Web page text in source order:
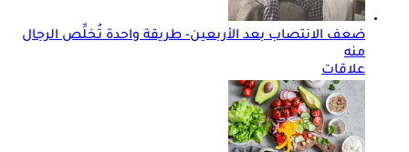
ضعف الانتصاب بعد الأربعين- طريقة واحدة تُخلِّص الرجال
منه
علاقات